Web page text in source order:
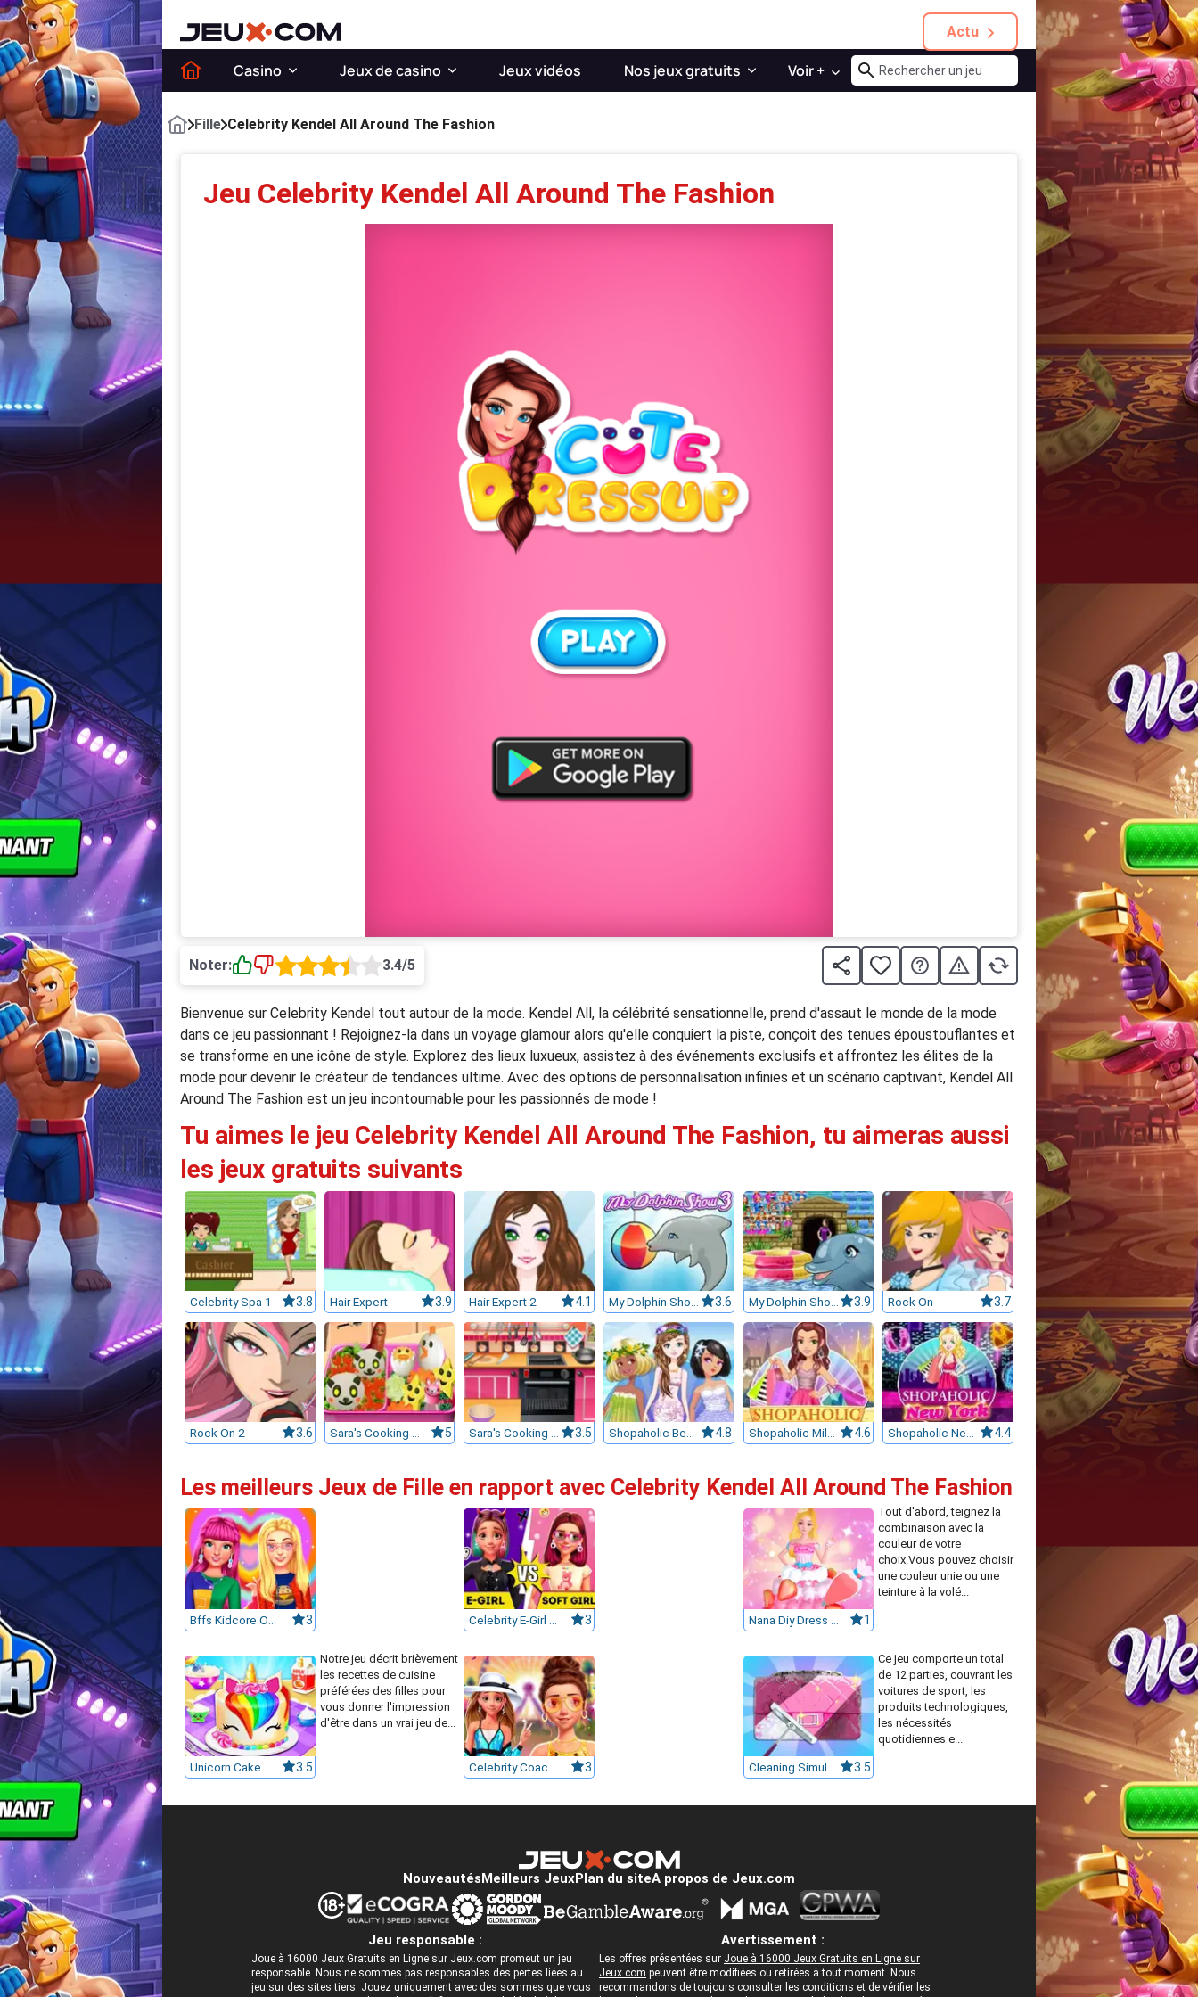
Actu
Casino Jeux de casino Jeux vidéos Nos jeux gratuits Voir +
Fille Celebrity Kendel All Around The Fashion
Jeu Celebrity Kendel All Around The Fashion
Noter: 3.4/5
Bienvenue sur Celebrity Kendel tout autour de la mode. Kendel All, la célébrité sensationnelle, prend d'assaut le monde de la mode
dans ce jeu passionnant ! Rejoignez-la dans un voyage glamour alors qu'elle conquiert la piste, conçoit des tenues époustouflantes et
se transforme en une icône de style. Explorez des lieux luxueux, assistez à des événements exclusifs et affrontez les élites de la
mode pour devenir le créateur de tendances ultime. Avec des options de personnalisation infinies et un scénario captivant, Kendel All
Around The Fashion est un jeu incontournable pour les passionnés de mode !
Tu aimes le jeu Celebrity Kendel All Around The Fashion, tu aimeras aussi
les jeux gratuits suivants
Celebrity Spa 1 3.8 Hair Expert 3.9 Hair Expert 2 4.1 My Dolphin Show 3 3.6 My Dolphin Show 6 3.9 Rock On 3.7
Rock On 2 3.6 Sara's Cooking Class : Bento 5 Sara's Cooking Class : Chocolate Cupcakes 3.5 Shopaholic Beach Models 4.8 Shopaholic Milan 4.6 Shopaholic New York 4.4
Les meilleurs Jeux de Fille en rapport avec Celebrity Kendel All Around The Fashion
3 3 1
Tout d'abord, teignez la
combinaison avec la
couleur de votre
choix.Vous pouvez choisir
une couleur unie ou une
teinture à la volé...
3.5
Notre jeu décrit brièvement
les recettes de cuisine
préférées des filles pour
vous donner l'impression
d'être dans un vrai jeu de...
3 3.5
Ce jeu comporte un total
de 12 parties, couvrant les
voitures de sport, les
produits technologiques,
les nécessités
quotidiennes e...
Nouveautés Meilleurs JeuxPlan du siteA propos de Jeux.com
Jeu responsable :
Joue à 16000 Jeux Gratuits en Ligne sur Jeux.com promeut un jeu
responsable. Nous ne sommes pas responsables des pertes liées au
jeu sur des sites tiers. Jouez uniquement avec des sommes que vous
Avertissement :
Les offres présentées sur Joue à 16000 Jeux Gratuits en Ligne sur
Jeux.com peuvent être modifiées ou retirées à tout moment. Nous
recommandons de toujours consulter les conditions et de vérifier les